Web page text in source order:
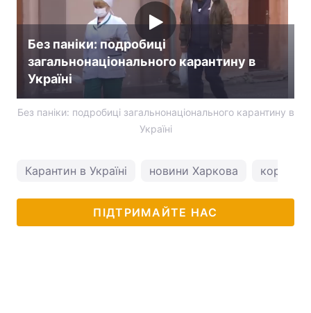
Без паніки: подробиці
загальнонаціонального карантину в
Україні
Без паніки: подробиці загальнонаціонального карантину в
Україні
Карантин в Україні новини Харкова
ПІДТРИМАЙТЕ НАС